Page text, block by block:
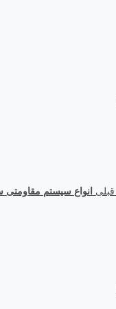
قبلی انواع سیستم مقاومتی